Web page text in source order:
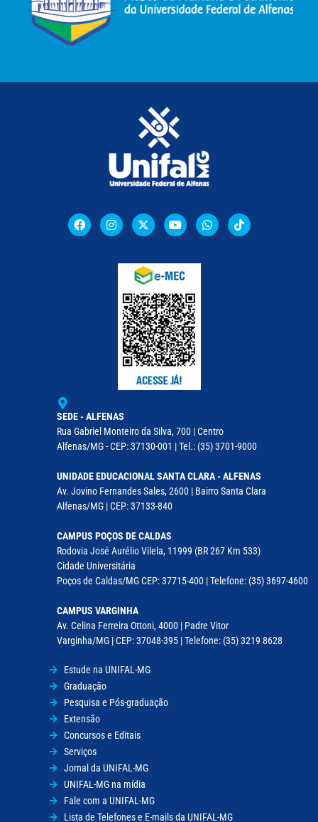
SEDE - ALFENAS
Rua Gabriel Monteiro da Silva, 700 | Centro
Alfenas/MG - CEP: 37130-001 | Tel.: (35) 3701-9000
UNIDADE EDUCACIONAL SANTA CLARA - ALFENAS
Av. Jovino Fernandes Sales, 2600 | Bairro Santa Clara
Alfenas/MG | CEP: 37133-840
CAMPUS POÇOS DE CALDAS
Rodovia José Aurélio Vilela, 11999 (BR 267 Km 533)
Cidade Universitária
Poços de Caldas/MG CEP: 37715-400 | Telefone: (35) 3697-4600
CAMPUS VARGINHA
Av. Celina Ferreira Ottoni, 4000 | Padre Vitor
Varginha/MG | CEP: 37048-395 | Telefone: (35) 3219 8628
Estude na UNIFAL-MG
Graduação
Pesquisa e Pós-graduação
Extensão
Concursos e Editais
Serviços
Jornal da UNIFAL-MG
UNIFAL-MG na mídia
Fale com a UNIFAL-MG
Lista de Telefones e E-mails da UNIFAL-MG